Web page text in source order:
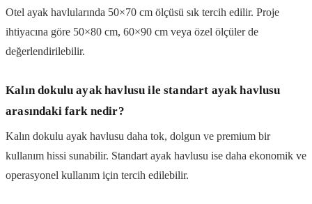
Otel ayak havlularında 50×70 cm ölçüsü sık tercih edilir. Proje
ihtiyacına göre 50×80 cm, 60×90 cm veya özel ölçüler de
değerlendirilebilir.
Kalın dokulu ayak havlusu ile standart ayak havlusu
arasındaki fark nedir?
Kalın dokulu ayak havlusu daha tok, dolgun ve premium bir
kullanım hissi sunabilir. Standart ayak havlusu ise daha ekonomik ve
operasyonel kullanım için tercih edilebilir.